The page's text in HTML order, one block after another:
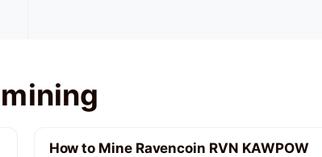
How to Mine Ravencoin RVN KAWPOW